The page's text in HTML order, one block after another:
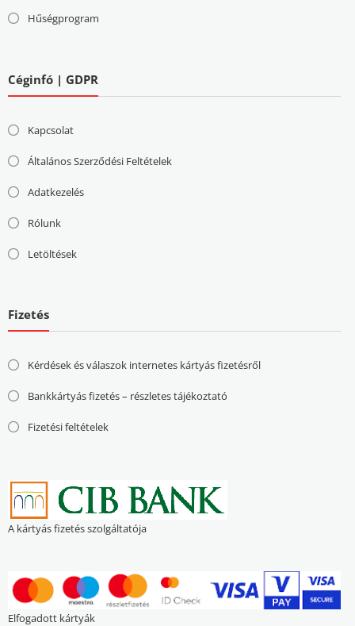
Hűségprogram
Céginfó | GDPR
Kapcsolat
Általános Szerződési Feltételek
Adatkezelés
Rólunk
Letöltések
Fizetés
Kérdések és válaszok internetes kártyás fizetésről
Bankkártyás fizetés – részletes tájékoztató
Fizetési feltételek
A kártyás fizetés szolgáltatója
Elfogadott kártyák